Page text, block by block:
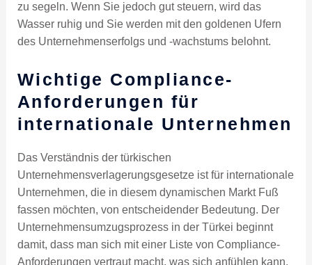
zu segeln. Wenn Sie jedoch gut steuern, wird das
Wasser ruhig und Sie werden mit den goldenen Ufern
des Unternehmenserfolgs und -wachstums belohnt.
Wichtige Compliance-
Anforderungen für
internationale Unternehmen
Das Verständnis der türkischen
Unternehmensverlagerungsgesetze ist für internationale
Unternehmen, die in diesem dynamischen Markt Fuß
fassen möchten, von entscheidender Bedeutung. Der
Unternehmensumzugsprozess in der Türkei beginnt
damit, dass man sich mit einer Liste von Compliance-
Anforderungen vertraut macht, was sich anfühlen kann,